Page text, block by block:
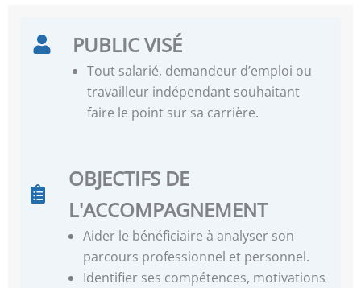
PUBLIC VISÉ
Tout salarié, demandeur d’emploi ou
travailleur indépendant souhaitant
faire le point sur sa carrière.
OBJECTIFS DE
L'ACCOMPAGNEMENT
Aider le bénéficiaire à analyser son
parcours professionnel et personnel.
Identifier ses compétences, motivations